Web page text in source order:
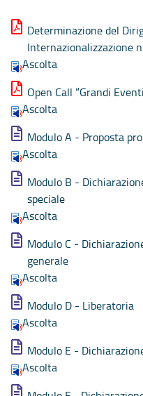
Determinazione del
Internazionalizzazione
Ascolta
Open Call “Grandi
Ascolta
Modulo A - Proposta
Ascolta
Modulo B -
speciale
Ascolta
Modulo C -
generale
Ascolta
Modulo D - Liberatoria
Ascolta
Modulo E -
Ascolta